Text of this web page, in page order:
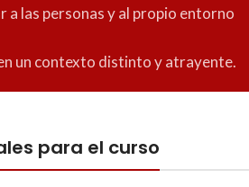
a las personas y al propio entorno
un contexto distinto y atrayente.
para el curso